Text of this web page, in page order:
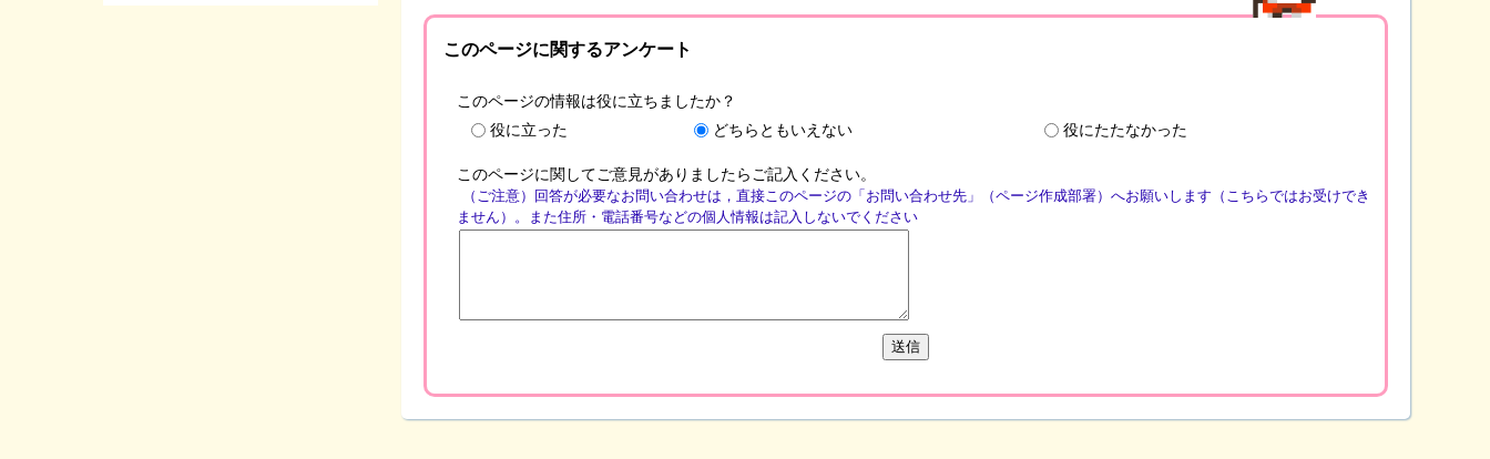
このページに関するアンケート
このページの情報は役に立ちましたか？
役に立った
どちらともいえない 役にたたなかった
このページに関してご意見がありましたらご記入ください。
（ご注意）回答が必要なお問い合わせは，直接このページの「お問い合わせ先」（ページ作成部署）へお願いします（こちらではお受けでき
ません）。また住所・電話番号などの個人情報は記入しないでください